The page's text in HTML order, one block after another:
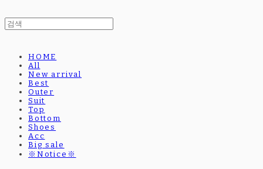
HOME
All
New arrival
Best
Outer
Suit
Top
Bottom
Shoes
Acc
Big sale
※Notice※